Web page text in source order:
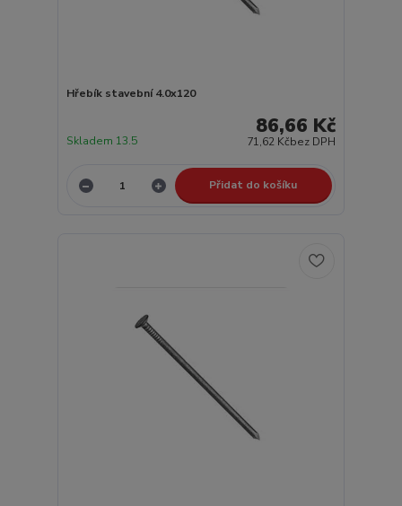
Hřebík stavební 4.0x120
86,66 Kč
71,62 Kčbez DPH
Skladem 13.5
Přidat do košíku